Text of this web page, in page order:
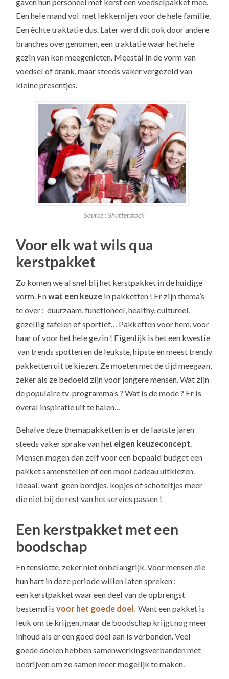
Een hele mand vol met lekkernijen voor de hele familie.
Een èchte traktatie dus. Later werd dit ook door andere
branches overgenomen, een traktatie waar het hele
gezin van kon meegenieten. Meestal in de vorm van
voedsel of drank, maar steeds vaker vergezeld van
kleine presentjes.
Source : Shutterstock
Voor elk wat wils qua
kerstpakket
Zo komen we al snel bij het kerstpakket in de huidige
vorm. Enwat een keuze in pakketten ! Er zijn thema’s
te over : duurzaam, functioneel, healthy, cultureel,
gezellig tafelen of sportief… Pakketten voor hem, voor
haar of voor het hele gezin ! Eigenlijk is het een kwestie
van trends spotten en de leukste, hipste en meest trendy
pakketten uit te kiezen. Ze moeten met de tijd meegaan,
zeker als ze bedoeld zijn voor jongere mensen. Wat zijn
de populaire tv-programma’s ? Wat is de mode ? Er is
overal inspiratie uit te halen…
Behalve deze themapakketten is er de laatste jaren
steeds vaker sprake van het eigen keuzeconcept.
Mensen mogen dan zelf voor een bepaald budget een
pakket samenstellen of een mooi cadeau uitkiezen.
Ideaal, want geen bordjes, kopjes of schoteltjes meer
die niet bij de rest van het servies passen !
Een kerstpakket met een
boodschap
En tenslotte, zeker niet onbelangrijk. Voor mensen die
hun hart in deze periode willen laten spreken :
een kerstpakket waar een deel van de opbrengst
bestemd isvoor het goede doel . Want een pakket is
leuk om te krijgen, maar de boodschap krijgt nog meer
inhoud als er een goed doel aan is verbonden. Veel
goede doelen hebben samenwerkingsverbanden met
bedrijven om zo samen meer mogelijk te maken.